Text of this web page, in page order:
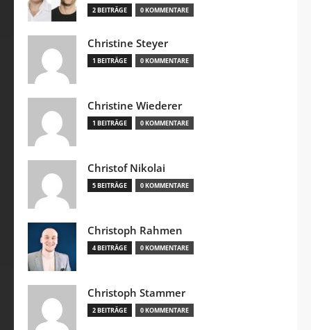
2 BEITRÄGE 0 KOMMENTARE
Christine Steyer
1 BEITRÄGE 0 KOMMENTARE
Christine Wiederer
1 BEITRÄGE 0 KOMMENTARE
Christof Nikolai
5 BEITRÄGE 0 KOMMENTARE
Christoph Rahmen
4 BEITRÄGE 0 KOMMENTARE
Christoph Stammer
2 BEITRÄGE 0 KOMMENTARE